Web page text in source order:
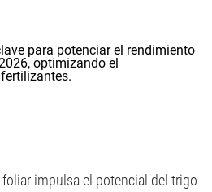
impulsa el potencial del trigo